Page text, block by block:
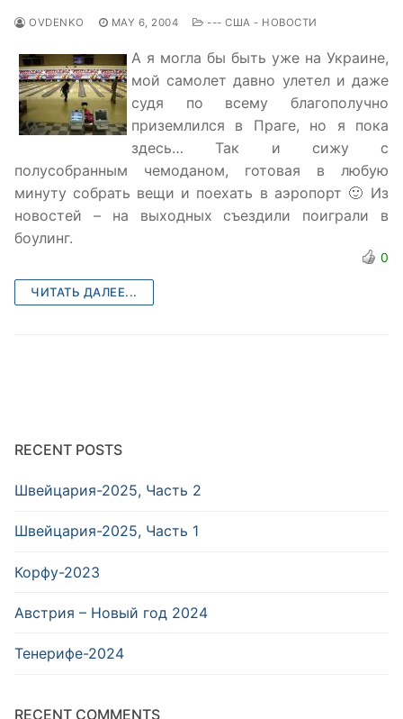
OVDENKO MAY 6, 2004 --- США - НОВОСТИ
А я могла бы быть уже на Украине,
мой самолет давно улетел и даже
судя по всему благополучно
приземлился в Праге, но я пока
здесь… Так и сижу с
полусобранным чемоданом, готовая в любую
минуту собрать вещи и поехать в аэропорт 🙂 Из
новостей – на выходных съездили поиграли в
боулинг.
0
ЧИТАТЬ ДАЛЕЕ...
RECENT POSTS
Швейцария-2025, Часть 2
Швейцария-2025, Часть 1
Корфу-2023
Австрия – Новый год 2024
Тенерифе-2024
RECENT COMMENTS